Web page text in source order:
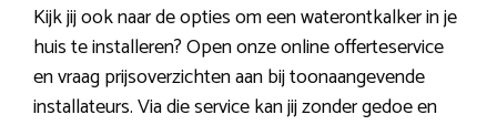
Kijk jij ook naar de opties om een waterontkalker in je
huis te installeren? Open onze online offerteservice
en vraag prijsoverzichten aan bij toonaangevende
installateurs. Via die service kan jij zonder gedoe en